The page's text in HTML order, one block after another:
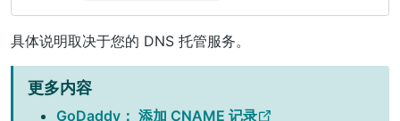
具体说明取决于您的 DNS 托管服务。
更多内容
GoDaddy： 添加 CNAME 记录